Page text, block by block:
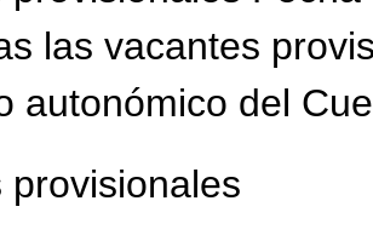
las vacantes
autonómico del
provisionales